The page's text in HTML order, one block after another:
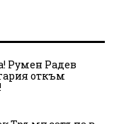
Румен Радев
откъм